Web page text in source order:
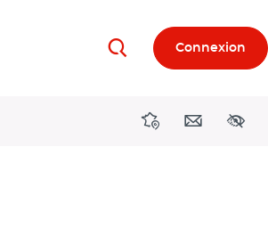
RechercherConnexion
DirectionsContact